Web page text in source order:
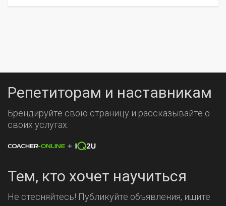
Репетиторам и наставникам
Брендируйте свою страницу и рассказывайте о
своих услугах.
Тем, кто хочет научиться
Не стесняйтесь! Публикуйте объявления, ищите